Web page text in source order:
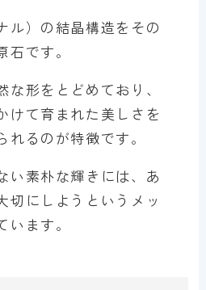
ル）の結晶構造をその
です。
形をとどめており、
けて育まれた美しさを
れるのが特徴です。
い素朴な輝きには、あ
切にしようというメッ
ます。